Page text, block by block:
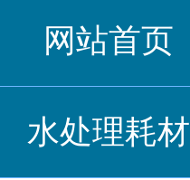
网站首页
水处理耗材